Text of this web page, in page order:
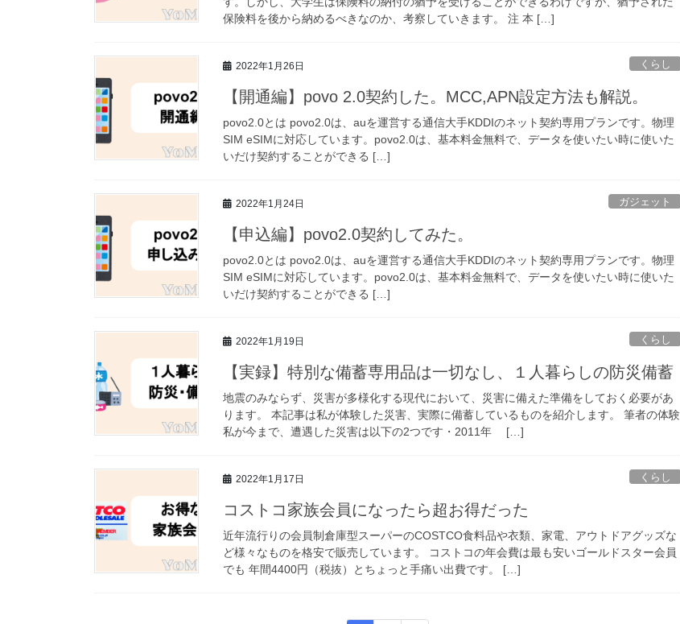
保険料を後から納めるべきなのか、考察していきます。 注 本 […]
2022年1月26日 くらし
【開通編】povo 2.0契約した。MCC,APN設定方法も解説。
povo2.0とは povo2.0は、auを運営する通信大手KDDIのネット契約専用プランです。物理
SIM eSIMに対応しています。povo2.0は、基本料金無料で、データを使いたい時に使いた
いだけ契約することができる […]
2022年1月24日 ガジェット
【申込編】povo2.0契約してみた。
povo2.0とは povo2.0は、auを運営する通信大手KDDIのネット契約専用プランです。物理
SIM eSIMに対応しています。povo2.0は、基本料金無料で、データを使いたい時に使いた
いだけ契約することができる […]
2022年1月19日 くらし
【実録】特別な備蓄専用品は一切なし、１人暮らしの防災備蓄
地震のみならず、災害が多様化する現代において、災害に備えた準備をしておく必要があ
ります。 本記事は私が体験した災害、実際に備蓄しているものを紹介します。 筆者の体験
私が今まで、遭遇した災害は以下の2つです・2011年 […]
2022年1月17日 くらし
コストコ家族会員になったら超お得だった
近年流行りの会員制倉庫型スーパーのCOSTCO食料品や衣類、家電、アウトドアグッズな
ど様々なものを格安で販売しています。 コストコの年会費は最も安いゴールドスター会員
でも 年間4400円（税抜）とちょっと手痛い出費です。 […]